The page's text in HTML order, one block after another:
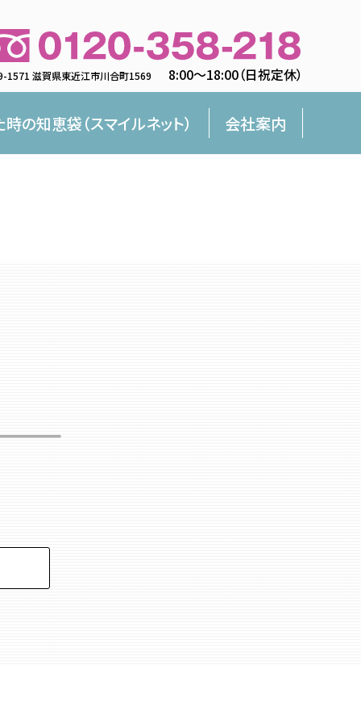
1571 滋賀県東近江市川合町1569 8:00〜18:00（日祝定休）
の知恵袋（スマイルネット） 会社案内